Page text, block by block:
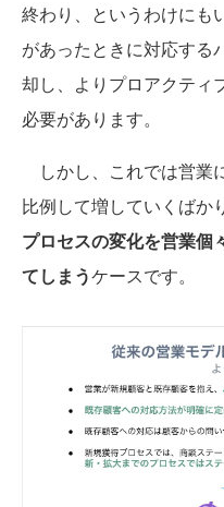
終わり、というわけにも
があったときに対応する
却し、よりプロアクティ
必要があります。
しかし、これでは営業
比例して増していくばか
プロセスの変化を営業個
てしまうケースです。